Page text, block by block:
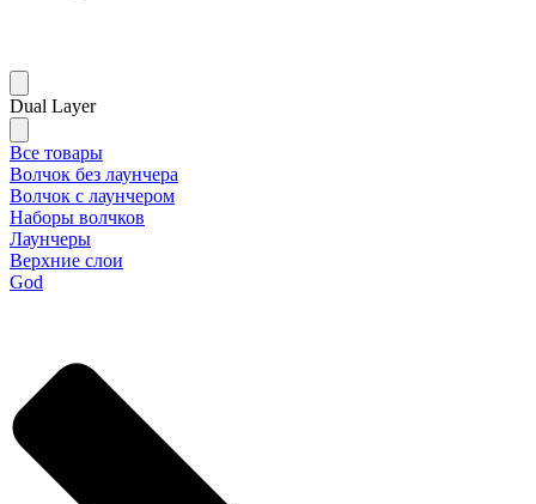
Dual Layer
Все товары
Волчок без лаунчера
Волчок с лаунчером
Наборы волчков
Лаунчеры
Верхние слои
God